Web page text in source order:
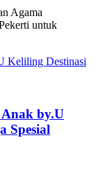
Agama
untuk
by.U
Spesial